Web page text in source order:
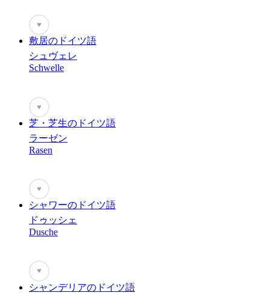
♥
敷居のドイツ語
シュヴェレ
Schwelle
♥
芝・芝生のドイツ語
ラーゼン
Rasen
♥
シャワーのドイツ語
ドゥッシェ
Dusche
♥
シャンデリアのドイツ語